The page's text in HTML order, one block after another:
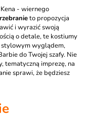
- wiernego
to propozycja
i wyrazić swoją
o detale, te kostiumy
stylowym wyglądem,
do Twojej szafy. Nie
tematyczną imprezę, na
sprawi, że będziesz